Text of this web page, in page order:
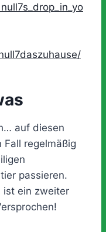
auf diesen
regelmäßig
passieren.
ist ein zweiter